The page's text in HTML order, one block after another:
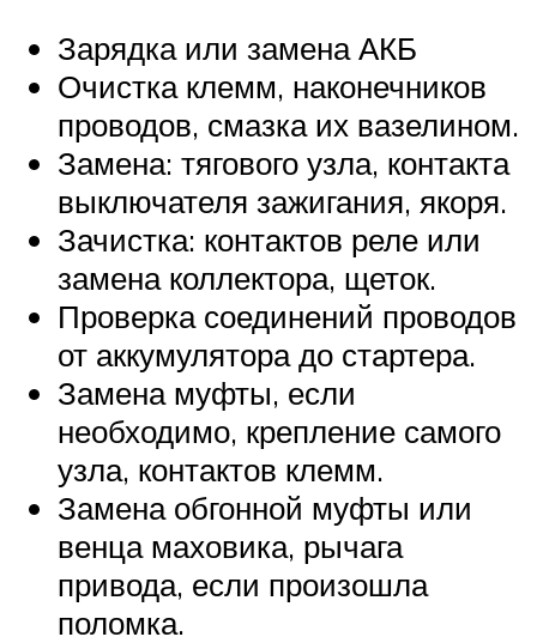
Зарядка или замена АКБ
Очистка клемм, наконечников
проводов, смазка их вазелином.
Замена: тягового узла, контакта
выключателя зажигания, якоря.
Зачистка: контактов реле или
замена коллектора, щеток.
Проверка соединений проводов
от аккумулятора до стартера.
Замена муфты, если
необходимо, крепление самого
узла, контактов клемм.
Замена обгонной муфты или
венца маховика, рычага
привода, если произошла
поломка.